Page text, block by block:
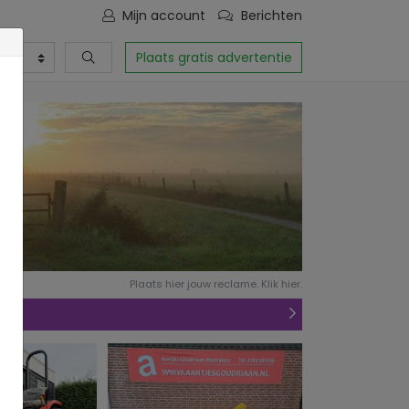
Berichten
Mijn account
Plaats gratis advertentie
Plaats hier jouw reclame. Klik hier.